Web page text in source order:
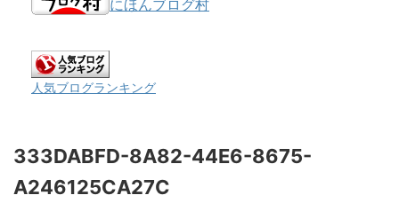
にほんブログ村
人気ブログランキング
333DABFD-8A82-44E6-8675-
A246125CA27C